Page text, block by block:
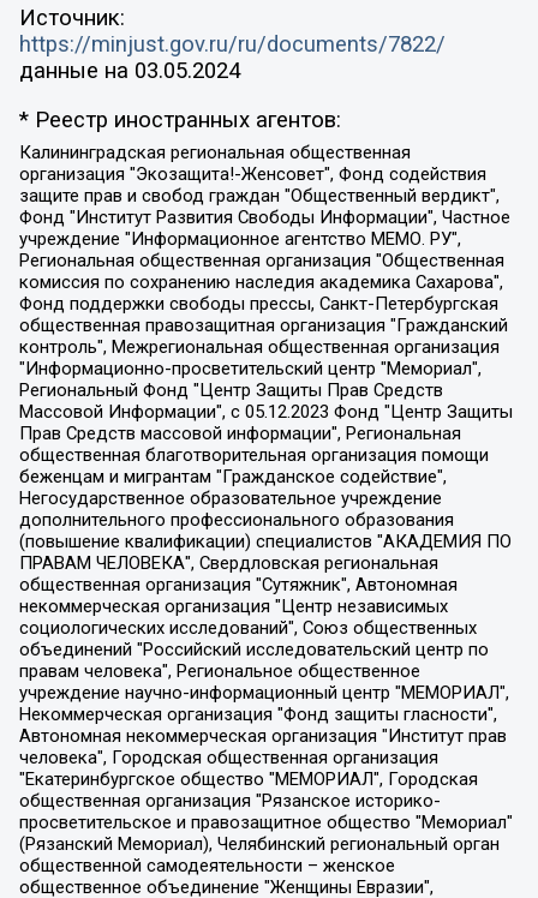
Источник:
https://minjust.gov.ru/ru/documents/7822/
данные на 03.05.2024
* Реестр иностранных агентов:
Калининградская региональная общественная организация "Экозащита!-Женсовет", Фонд содействия защите прав и свобод граждан "Общественный вердикт", Фонд "Институт Развития Свободы Информации", Частное учреждение "Информационное агентство МЕМО. РУ", Региональная общественная организация "Общественная комиссия по сохранению наследия академика Сахарова", Фонд поддержки свободы прессы, Санкт-Петербургская общественная правозащитная организация "Гражданский контроль", Межрегиональная общественная организация "Информационно-просветительский центр "Мемориал", Региональный Фонд "Центр Защиты Прав Средств Массовой Информации", с 05.12.2023 Фонд "Центр Защиты Прав Средств массовой информации", Региональная общественная благотворительная организация помощи беженцам и мигрантам "Гражданское содействие", Негосударственное образовательное учреждение дополнительного профессионального образования (повышение квалификации) специалистов "АКАДЕМИЯ ПО ПРАВАМ ЧЕЛОВЕКА", Свердловская региональная общественная организация "Сутяжник", Автономная некоммерческая организация "Центр независимых социологических исследований", Союз общественных объединений "Российский исследовательский центр по правам человека", Региональное общественное учреждение научно-информационный центр "МЕМОРИАЛ", Некоммерческая организация "Фонд защиты гласности", Автономная некоммерческая организация "Институт прав человека", Городская общественная организация "Екатеринбургское общество "МЕМОРИАЛ", Городская общественная организация "Рязанское историко-просветительское и правозащитное общество "Мемориал" (Рязанский Мемориал), Челябинский региональный орган общественной самодеятельности – женское общественное объединение "Женщины Евразии", Челябинский региональный орган общественной самодеятельности "Уральская правозащитная группа", Фонд содействия защите здоровья и социальной справедливости имени Андрея Рылькова, Автономная Некоммерческая Организация "Аналитический Центр Юрия Левады", Автономная некоммерческая организация социальной поддержки населения "Проект Апрель", Региональная общественная организация помощи женщинам и детям, находящимся в кризисной ситуации "Информационно-методический центр "Анна", Фонд содействия развитию массовых коммуникаций и правовому просвещению "Так-так-Так", Фонд содействия устойчивому развитию "Серебряная тайга", Свердловский региональный общественный фонд социальных проектов "Новое время", "Idel.Реалии", Кавказ.Реалии, Крым.Реалии, Телеканал Настоящее Время, Татаро-башкирская служба Радио Свобода (Azatliq Radiosi), Радио Свободная Европа/Радио Свобода (PCE/PC), "Сибирь.Реалии", "Фактограф", Благотворительный фонд помощи осужденным и их семьям, Автономная некоммерческая организация "Институт глобализации и социальных движений", Фонд "В защиту прав заключенных", Частное учреждение "Центр поддержки и содействия развитию средств массовой информации", Пензенский региональный общественный благотворительный фонд "Гражданский союз", "Север.Реалии", Некоммерческая организация Фонд "Правовая инициатива", Общество с ограниченной ответственностью "Радио Свободная Европа/Радио Свобода", Чешское информационное агентство "MEDIUM-ORIENT", Красноярская региональная общественная организация "Мы против СПИДа", Камалягин Денис Николаевич, Маркелов Сергей Евгеньевич, Пономарев Лев Александрович, Савицкая Людмила Алексеевна, Автономная некоммерческая организация "Центр по работе с проблемой насилия "НАСИЛИЮ.НЕТ", Межрегиональный профессиональный союз работников здравоохранения "Альянс врачей", Юридическое лицо, зарегистрированное в Латвийской Республике, SIA "Medusa Project" (регистрационный номер 40103797863, дата регистрации 10.06.2014), Некоммерческая организация "Фонд по борьбе с коррупцией", Автономная некоммерческая организация "Институт права и публичной политики", Баданин Роман Сергеевич, Гликин Максим Александрович, Железнова Мария Михайловна, Лукьянова Юлия Сергеевна, Маетная Елизавета Витальевна, Маняхин Петр Борисович, Чуракова Ольга Владимировна, Ярош Юлия Петровна, Юридическое лицо "The Insider SIA", зарегистрированное в Риге, Латвийская Республика (дата регистрации 26.06.2015), являющееся администратором доменного имени интернет-издания "The Insider SIA", https://theins.ru, Постернак Алексей Евгеньевич, Рубин Михаил Аркадьевич, Анин Роман Александрович, Юридическое лицо Istories fonds, зарегистрированное в Латвийской Республике (регистрационный номер 50008295751, дата регистрации 24.02.2020), Великовский Дмитрий Александрович, Долинина Ирина Николаевна, Мароховская Алеся Алексеевна, Шлейнов Роман Юрьевич, Шмагун Олеся Валентиновна, Общество с ограниченной ответственностью "Альтаир 2021", Общество с ограниченной ответственностью "Вега 2021", Общество с ограниченной ответственностью "Главный редактор 2021", Общество с ограниченной ответственностью "Ромашки монолит", Важенков Артем Валерьевич, Ивановская областная общественная организация "Центр гендерных исследований", Гурман Юрий Альбертович, Медиапроект "ОВД-Инфо", Егоров Владимир Владимирович, Жилинский Владимир Александрович, Общество с ограниченной ответственностью "ЗП", Иванова София Юрьевна, Карезина Инна Павловна, Кильтау Екатерина Викторовна, Петров Алексей Викторович, Пискунов Сергей Евгеньевич, Смирнов Сергей Сергеевич, Тихонов Михаил Сергеевич, Общество с ограниченной ответственностью "ЖУРНАЛИСТ-ИНОСТРАННЫЙ АГЕНТ", Арапова Галина Юрьевна, Вольтская Татьяна Анатольевна, Американская компания "Mason G.E.S. Anonymous Foundation" (США), являющаяся владельцем интернет-издания https://mnews.world/, Компания "Stichting Bellingcat", зарегистрированная в Нидерландах (дата регистрации 11.07.2018), Захаров Андрей Вячеславович, Клепиковская Екатерина Дмитриевна, Общество с ограниченной ответственностью "МЕМО", Перл Роман Александрович, Симонов Евгений Алексеевич, Соловьева Елена Анатольевна, Сотников Даниил Владимирович, Сурначева Елизавета Дмитриевна, Автономная некоммерческая организация по защите прав человека и информированию населения "Якутия – Наше Мнение", Общество с ограниченной ответственностью "Москоу диджитал медиа", с 26.01.2023 Общество с ограниченной ответственностью "Чайка Белые сады", Ветошкина Валерия Валерьевна, Заговора Максим Александрович, Межрегиональное общественное движение "Российская ЛГБТ - сеть", Оленичев Максим Владимирович, Павлов Иван Юрьевич, Скворцова Елена Сергеевна, Общество с ограниченной ответственностью "Как бы инагент", Кочетков Игорь Викторович, Общество с ограниченной ответственностью "Честные выборы", Еланчик Олег Александрович, Общество с ограниченной ответственностью "Нобелевский призыв", Гималова Регина Эмилевна, Григорьев Андрей Валерьевич, Григорьева Алина Александровна, Ассоциация по содействию защите прав призывников, альтернативнослужащих и военнослужащих "Правозащитная группа "Гражданин.Армия.Право", Хисамова Регина Фаритовна, Автономная некоммерческая организация по реализации социально-правовых программ "Лилит", Дальневосточное общественное движение "Маяк", Санкт-Петербургская ЛГБТ-инициативная группа "Выход", Инициативная группа ЛГБТ+ "Реверс", Алексеев Андрей Викторович, Бекбулатова Таисия Львовна, Беляев Иван Михайлович, Владыкина Елена Сергеевна, Гельман Марат Александрович, Никульшина Вероника Юрьевна, Толоконникова Надежда Андреевна, Шендерович Виктор Анатольевич, Общество с ограниченной ответственностью "Данное сообщение", Общество с ограниченной ответственностью Издательский дом "Новая глава", Айнбиндер Александра Александровна, Московский комьюнити-центр для ЛГБТ+инициатив, Благотворительный фонд развития филантропии, Deutsche Welle (Германия, Kurt-Schumacher-Strasse 3, 53113 Bonn), Борзунова Мария Михайловна, Воробьев Виктор Викторович, Голубева Анна Львовна, Константинова Алла Михайловна, Малкова Ирина Владимировна, Мурадов Мурад Абдулгалимович, Осетинская Елизавета Николаевна, Понасенков Евгений Николаевич, Ганапольский Матвей Юрьевич, Киселев Евгений Алексеевич, Борухович Ирина Григорьевна, Дремин Иван Тимофеевич, Дубровский Дмитрий Викторович, Красноярская региональная общественная организация поддержки и развития альтернативных образовательных технологий и межкультурных коммуникаций "ИНТЕРРА", Маяковская Екатерина Алексеевна, Фейгин Марк Захарович, Филимонов Андрей Викторович, Дзугкоева Регина Николаевна, Доброхотов Роман Александрович, Дудь Юрий Александрович, Елкин Сергей Владимирович, Кругликов Кирилл Игоревич, Сабунаева Мария Леонидовна, Семенов Алексей Владимирович, Шаинян Карен Багратович, Шульман Екатерина Михайловна, Асафьев Артур Валерьевич, Вахштайн Виктор Семенович, Венедиктов Алексей Алексеевич, Лушникова Екатерина Евгеньевна, Волков Леонид Михайлович, Невзоров Александр Глебович, Пархоменко Сергей Борисович, Сироткин Ярослав Николаевич, Кара-Мурза Владимир Владимирович, Баранова Наталья Владимировна, Гозман Леонид Яковлевич, Кагарлицкий Борис Юльевич, Климарев Михаил Валерьевич, Милов Владимир Станиславович, Автономная некоммерческая организация Краснодарский центр современного искусства "Типография", Моргенштерн Алишер Тагирович, Соболь Любовь Эдуардовна, Общество с ограниченной ответственностью "ЛИЗА НОРМ", Каспаров Гарри Кимович, Ходорковский Михаил Борисович, Общество с ограниченной ответственностью "Апрельские тезисы", Данилович Ирина Брониславовна, Кашин Олег Владимирович, Петров Николай Владимирович, Пивоваров Алексей Владимирович, Соколов Михаил Владимирович, Цветкова Юлия Владимировна, Чичваркин Евгений Александрович, Комитет против пыток/Команда против пыток, Общество с ограниченной ответственностью "Первый научный", Общество с ограниченной ответственностью "Вертолет и ко", Белоцерковская Вероника Борисовна, Кац Максим Евгеньевич, Лазарева Татьяна Юрьевна, Шаведдинов Руслан Табризович, Яшин Илья Валерьевич, Общество с ограниченной ответственностью "Иноагент ААВ", Алешковский Дмитрий Петрович, Альбац Евгения Марковна, Быков Дмитрий Львович, Галямина Юлия Евгеньевна, Лойко Сергей Леонидович, Мартынов Кирилл Константинович, Медведев Сергей Александрович, Крашенинников Федор Геннадиевич, Гордеева Катерина Вл